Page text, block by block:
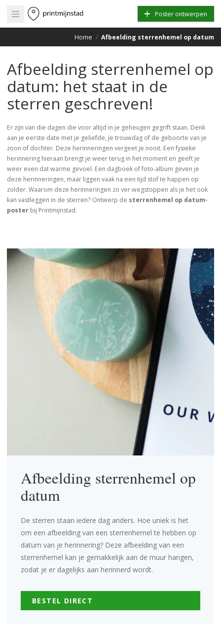
Open main menu Poster ontwerpen
Home / Afbeelding sterrenhemel op datum
Afbeelding sterrenhemel op
datum: het staat in de
sterren geschreven!
Er zijn van die dagen die voor altijd in je geheugen gegrift staan. Denk
aan je eerste date met je geliefde, je trouwdag of de geboorte van je
zoon of dochter. Deze herinneringen vergeet je nooit. Een fysieke
herinnering hieraan brengt je weer terug in het moment en geeft je
weer even dat warme gevoel. Een dagboek of foto-album geven je
deze herinneringen, maar liggen vaak na een tijd stof te happen op
zolder. Waarom deze herinneringen zo ver wegstoppen als je het ook
kan vastleggen in de sterren? Ontwerp de sterrenhemel op datum-
poster bij Printmijnstad.
Afbeelding sterrenhemel op
datum
De sterren staan iedere dag anders. Hoe uniek is het
om een afbeelding van een sterrenhemel te hebben op
datum van je herinnering? Deze afbeelding van een
sterrenhemel kan je gemakkelijk aan de muur hangen,
zodat je er dagelijks aan herinnerd wordt.
BESTEL DIRECT